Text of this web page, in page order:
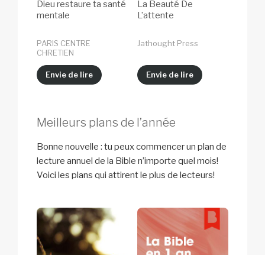
Dieu restaure ta santé
mentale
PARIS CENTRE
CHRETIEN
Envie de lire
La Beauté De
L’attente
Jathought Press
Envie de lire
Meilleurs plans de l’année
Bonne nouvelle : tu peux commencer un plan de
lecture annuel de la Bible n’importe quel mois!
Voici les plans qui attirent le plus de lecteurs!